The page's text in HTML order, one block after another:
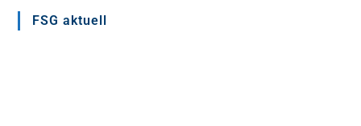
FSG aktuell